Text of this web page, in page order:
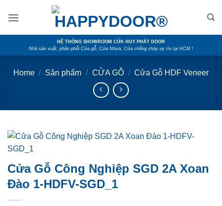
HỆ THỐNG SHOWROOM CỬA HUY PHÁT DOOR
Nhà sản xuất, phân phối Cửa gỗ, Cửa Nhựa, Cửa chống cháy uy tín tại HCM !
Home / Sản phẩm / CỬA GỖ / Cửa Gỗ HDF Veneer
Cửa Gỗ Công Nghiệp SGD 2A Xoan
Đào 1-HDFV-SGD_1